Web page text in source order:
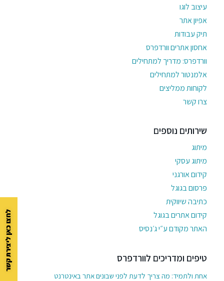
עיצוב לוגו
אפיון אתר
תיק עבודות
אחסון אתרים וורדפרס
וורדפרס: מדריך למתחילים
אלמנטור למתחילים
לקוחות ממליצים
צרו קשר
שירותים נוספים
מיתוג
מיתוג עסקי
קידום אורגני
פרסום בגוגל
כתיבה שיווקית
קידום אתרים בגוגל
האתר מקודם ע״י ג׳נסיס
טיפים ומדריכים לוורדפרס
אחת ולתמיד: מה צריך לדעת לפני שבונים אתר באינטרנט
לחצו כאן ליצירת קשר